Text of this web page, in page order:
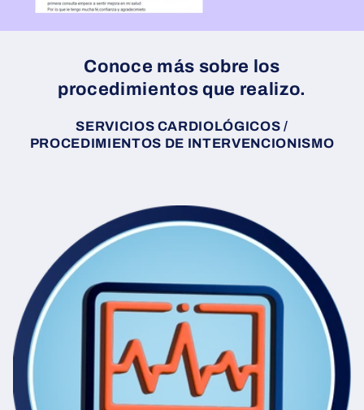
Conoce más sobre los
procedimientos que realizo.
SERVICIOS CARDIOLÓGICOS /
PROCEDIMIENTOS DE INTERVENCIONISMO